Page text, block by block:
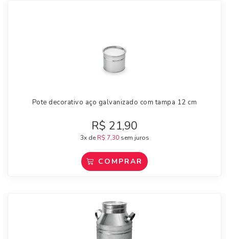
Pote decorativo aço galvanizado com tampa 12 cm
R$ 21,90
3x de R$ 7,30sem juros
COMPRAR